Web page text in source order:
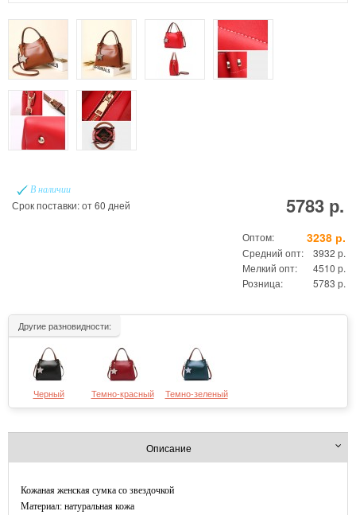
В наличии
Срок поставки: от 60 дней 5783 р.
Оптом: 3238 р.
Средний опт:
3932 р.
Мелкий опт:
4510 р.
Розница:
5783 р.
Другие разновидности:
Черный Темно-красный Темно-зеленый
Описание
Кожаная женская сумка со звездочкой
Материал: натуральная кожа